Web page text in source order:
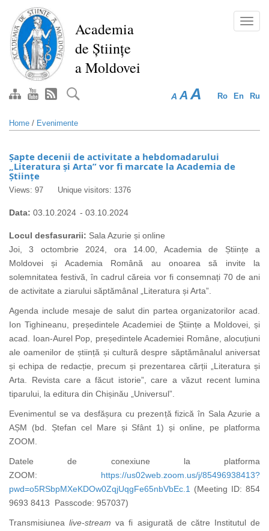
main
content
Academia
de Științe
a Moldovei
Ro En Ru
A A A
Home / Evenimente
Șapte decenii de activitate a hebdomadarului
„Literatura și Arta” vor fi marcate la Academia de
Științe
Views: 97 Unique visitors: 1376
Data: 03.10.2024 - 03.10.2024
Locul desfasurarii: Sala Azurie și online
Joi, 3 octombrie 2024, ora 14.00, Academia de Științe a
Moldovei și Academia Română au onoarea să invite la
solemnitatea festivă, în cadrul căreia vor fi consemnați 70 de ani
de activitate a ziarului săptămânal „Literatura și Arta”.
Agenda include mesaje de salut din partea organizatorilor acad.
Ion Tighineanu, președintele Academiei de Științe a Moldovei, și
acad. Ioan-Aurel Pop, președintele Academiei Române, alocuțiuni
ale oamenilor de știință și cultură despre săptămânalul aniversat
și echipa de redacție, precum și prezentarea cărții „Literatura și
Arta. Revista care a făcut istorie”, care a văzut recent lumina
tiparului, la editura din Chișinău „Universul”.
Evenimentul se va desfășura cu prezență fizică în Sala Azurie a
AȘM (bd. Ștefan cel Mare și Sfânt 1) și online, pe platforma
ZOOM.
Datele de conexiune la platforma
ZOOM: https://us02web.zoom.us/j/85496938413?
pwd=o5RSbpMXeKDOw0ZqjUqgFe65nbVbEc.1
(Meeting ID: 854
9693 8413 Passcode: 957037)
Transmisiunealive-stream va fi asigurată de către Institutul de